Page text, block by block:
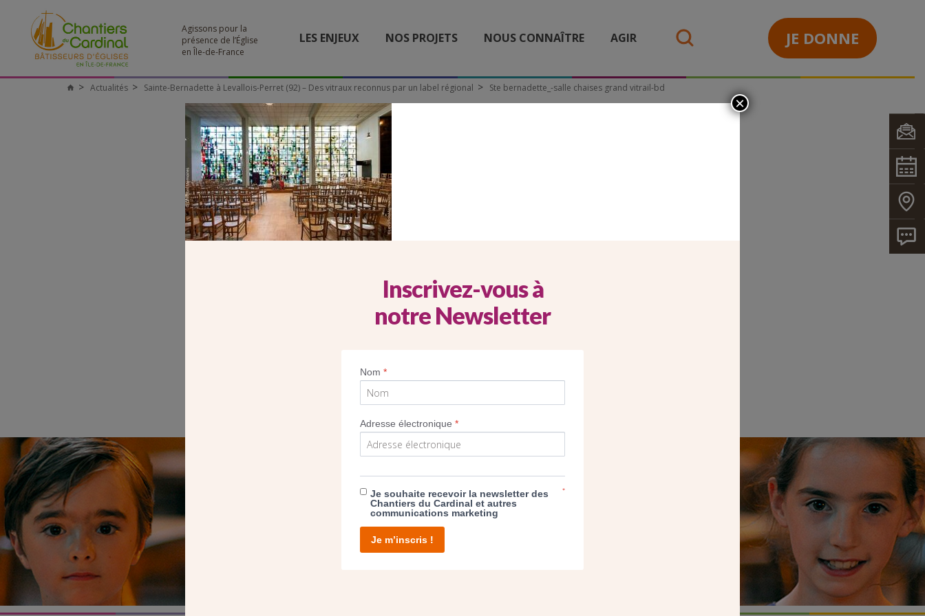
Agissons pour la
présence de l’Église
en Île-de-France
LES ENJEUX NOS PROJETS NOUS CONNAÎTRE AGIR JE DONNE
Chantiers
Actualités Sainte-Bernadette à Levallois-Perret (92) – Des vitraux reconnus par un label régional Ste bernadette_-salle chaises grand vitrail-bd
STE BERNADETTE_-SALLE CHAISES GRAND
VITRAIL-BD
NOUS PERMET D’AGIR
Inscrivez-vous à
notre Newsletter
Nom*
Adresse électronique*
Je souhaite recevoir la newsletter des
Chantiers du Cardinal et autres
communications marketing
*
Je m’inscris !
×